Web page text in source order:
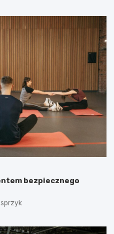
bezpiecznego